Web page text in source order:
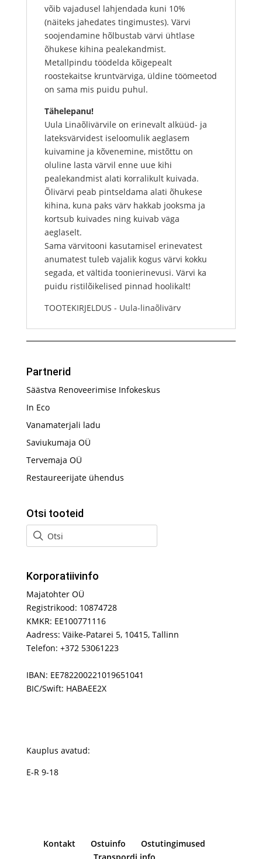
võib vajadusel lahjendada kuni 10%
(näiteks jahedates tingimustes). Värvi
soojendamine hõlbustab värvi ühtlase
õhukese kihina pealekandmist.
Metallpindu töödelda kõigepealt
roostekaitse kruntvärviga, üldine töömeetod
on sama mis puidu puhul.
Tähelepanu!
Uula Linaõlivärvile on erinevalt alküüd- ja
lateksvärvidest iseloomulik aeglasem
kuivamine ja kõvenemine, mistõttu on
oluline lasta värvil enne uue kihi
pealekandmist alati korralikult kuivada.
Õlivärvi peab pintseldama alati õhukese
kihina, kuna paks värv hakkab jooksma ja
kortsub kuivades ning kuivab väga
aeglaselt.
Sama värvitooni kasutamisel erinevatest
anumatest tuleb vajalik kogus värvi kokku
segada, et vältida toonierinevusi. Värvi ka
puidu ristilõikelised pinnad hoolikalt!
TOOTEKIRJELDUS - Uula-linaõlivärv
Partnerid
Säästva Renoveerimise Infokeskus
In Eco
Vanamaterjali ladu
Saviukumaja OÜ
Tervemaja OÜ
Restaureerijate ühendus
Otsi tooteid
Korporatiivinfo
Majatohter OÜ
Registrikood: 10874728
KMKR: EE100771116
Aadress: Väike-Patarei 5, 10415, Tallinn
Telefon: +372 53061223
IBAN: EE782200221019651041
BIC/Swift: HABAEE2X
Kauplus avatud:
E-R 9-18
Kontakt Ostuinfo
Ostutingimused